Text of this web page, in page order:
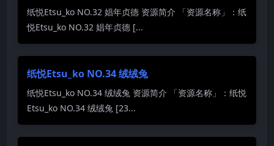
纸悦Etsu_ko NO.32 娼年贞德 资源简介 「资源名称」：纸
悦Etsu_ko NO.32 娼年贞德 [...
纸悦Etsu_ko NO.34 绒绒兔
纸悦Etsu_ko NO.34 绒绒兔 资源简介 「资源名称」：纸悦
Etsu_ko NO.34 绒绒兔 [23...